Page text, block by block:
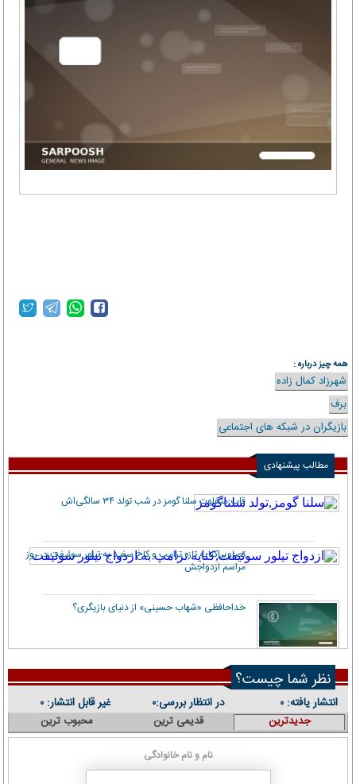
همه چیز درباره :
شهرزاد کمال زاده
برف
بازیگران در شبکه های اجتماعی
مطالب پیشنهادی
قاب متفاوت سلنا گومز در شب تولد ۳۴ سالگی‌اش
تصاویر|کنایه تازه ترامپ و کاخ سفید به تیلور سوئیفت در روز
مراسم ازدواجش
خداحافظی «شهاب حسینی» از دنیای بازیگری؟
نظر شما چیست؟
انتشار یافته: ۰ در انتظار بررسی:۰ غیر قابل انتشار: ۰
جدیدترین قدیمی ترین محبوب ترین
نام و نام خانوادگی